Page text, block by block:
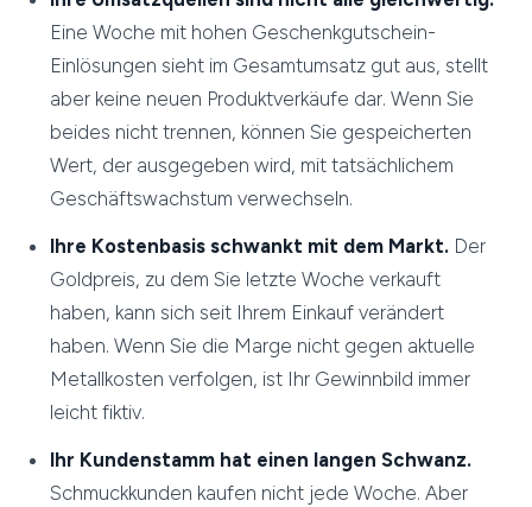
Eine Woche mit hohen Geschenkgutschein-
Einlösungen sieht im Gesamtumsatz gut aus, stellt
aber keine neuen Produktverkäufe dar. Wenn Sie
beides nicht trennen, können Sie gespeicherten
Wert, der ausgegeben wird, mit tatsächlichem
Geschäftswachstum verwechseln.
Ihre Kostenbasis schwankt mit dem Markt. Der
Goldpreis, zu dem Sie letzte Woche verkauft
haben, kann sich seit Ihrem Einkauf verändert
haben. Wenn Sie die Marge nicht gegen aktuelle
Metallkosten verfolgen, ist Ihr Gewinnbild immer
leicht fiktiv.
Ihr Kundenstamm hat einen langen Schwanz.
Schmuckkunden kaufen nicht jede Woche. Aber